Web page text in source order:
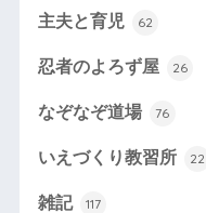
主夫と育児 62
忍者のよろず屋 26
なぞなぞ道場 76
いえづくり教習所 22
雑記 117